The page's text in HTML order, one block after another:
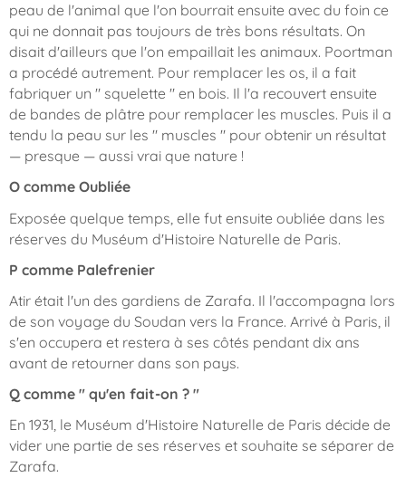
peau de l'animal que l'on bourrait ensuite avec du foin ce
qui ne donnait pas toujours de très bons résultats. On
disait d'ailleurs que l'on empaillait les animaux. Poortman
a procédé autrement. Pour remplacer les os, il a fait
fabriquer un " squelette " en bois. Il l'a recouvert ensuite
de bandes de plâtre pour remplacer les muscles. Puis il a
tendu la peau sur les " muscles " pour obtenir un résultat
— presque — aussi vrai que nature !
O comme Oubliée
Exposée quelque temps, elle fut ensuite oubliée dans les
réserves du Muséum d'Histoire Naturelle de Paris.
P comme Palefrenier
Atir était l'un des gardiens de Zarafa. Il l'accompagna lors
de son voyage du Soudan vers la France. Arrivé à Paris, il
s'en occupera et restera à ses côtés pendant dix ans
avant de retourner dans son pays.
Q comme " qu'en fait-on ? "
En 1931, le Muséum d'Histoire Naturelle de Paris décide de
vider une partie de ses réserves et souhaite se séparer de
Zarafa.